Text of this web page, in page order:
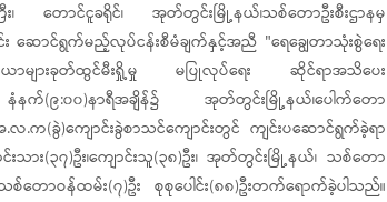
း၊ တောင်ငူခရိုင်၊ အုတ်တွင်းမြို့နယ်၊သစ်တောဦးစီးဌာနမှ
ဆောင်ရွက်မည့်လုပ်ငန်းစီမံချက်နှင့်အညီ "ရေချွေတာသုံးစွဲရေး
များခုတ်ထွင်မီးရှို့မှု မပြုလုပ်ရေး ဆိုင်ရာအသိပေး
၊ နံနက်(၉:၀၀)နာရီအချိန်၌ အုတ်တွင်းမြို့နယ်၊ပေါက်တော
.လ.က(ခွဲ)ကျောင်းခွဲစာသင်ကျောင်းတွင် ကျင်းပဆောင်ရွက်ခဲ့ရာ
းသား(၃၇)ဦး၊ကျောင်းသူ(၃၈)ဦး၊ အုတ်တွင်းမြို့နယ်၊ သစ်တော
တောဝန်ထမ်း(၇)ဦး စုစုပေါင်း(၈၈)ဦးတက်ရောက်ခဲ့ပါသည်။